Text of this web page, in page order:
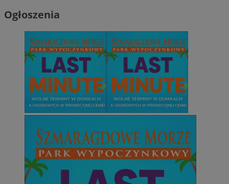
Ogłoszenia